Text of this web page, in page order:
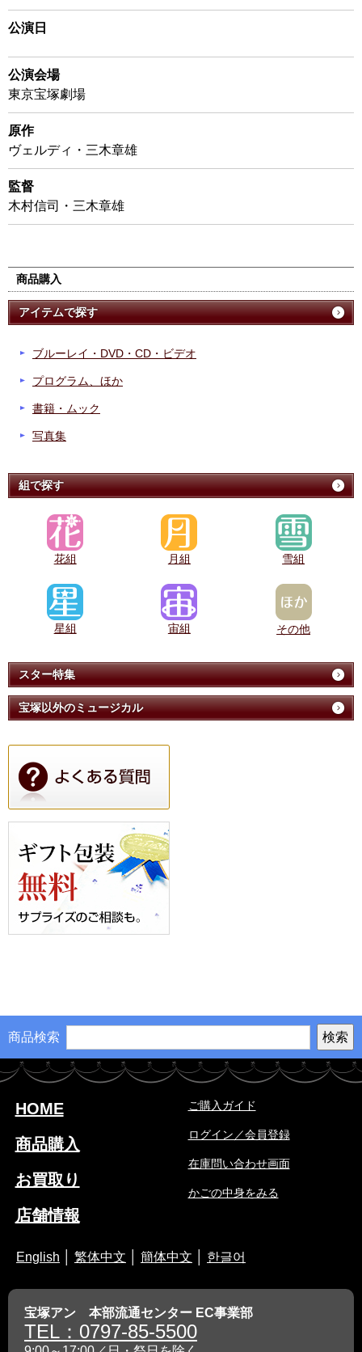
公演日
公演会場
東京宝塚劇場
原作
ヴェルディ・三木章雄
監督
木村信司・三木章雄
商品購入
アイテムで探す
ブルーレイ・DVD・CD・ビデオ
プログラム、ほか
書籍・ムック
写真集
組で探す
花組 月組 雪組
星組 宙組 その他
スター特集
宝塚以外のミュージカル
商品検索
HOME
商品購入
お買取り
店舗情報
ご購入ガイド
ログイン／会員登録
在庫問い合わせ画面
かごの中身をみる
English 繁体中文 簡体中文 한글어
宝塚アン 本部流通センター EC事業部
TEL：0797-85-5500